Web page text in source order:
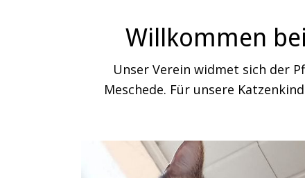
Willkommen
Unser Verein widmet sich der
Meschede. Für unsere